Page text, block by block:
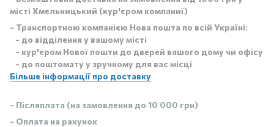
місті Хмельницький (кур'єром компаниї)
- Транспортною компанією Нова пошта по всій Україні:
- до відділення у вашому місті
- кур'єром Нової пошти до дверей вашого дому чи офісу
- до поштомату у зручному для вас місці
Більше інформації про доставку
- Післяплата (на замовлення до 10 000 грн)
- Оплата на рахунок